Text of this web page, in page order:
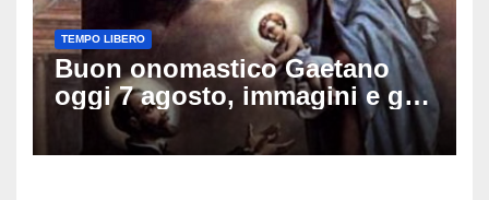
TEMPO LIBERO
Buon onomastico Gaetano
oggi 7 agosto, immagini e gif
di auguri da condividere sui
social